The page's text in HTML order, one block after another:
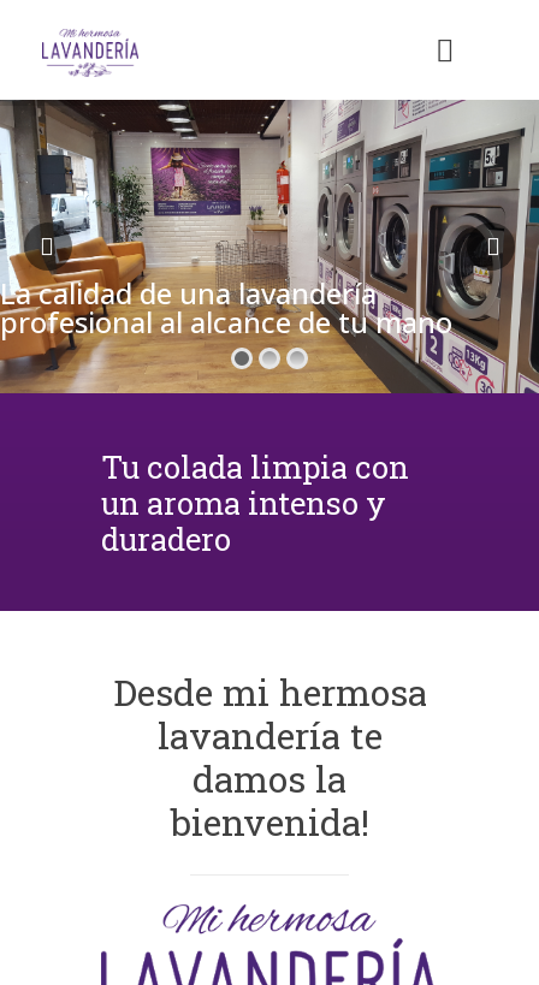
La calidad de una lavandería
profesional al alcance de tu mano
Tu colada limpia con
un aroma intenso y
duradero
Desde mi hermosa
lavandería te
damos la
bienvenida!